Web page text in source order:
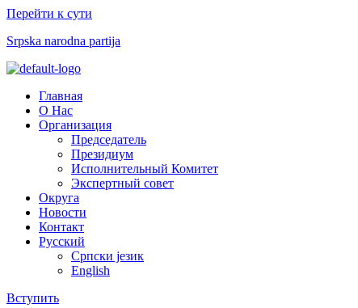
Перейти к сути
Srpska narodna partija
МенюГлавная
О Нас
Организация
Председатель
Президиум
Исполнительный Комитет
Экспертный совет​
Округа
Новости
Контакт
Русский
Српски језик
English
Вступить